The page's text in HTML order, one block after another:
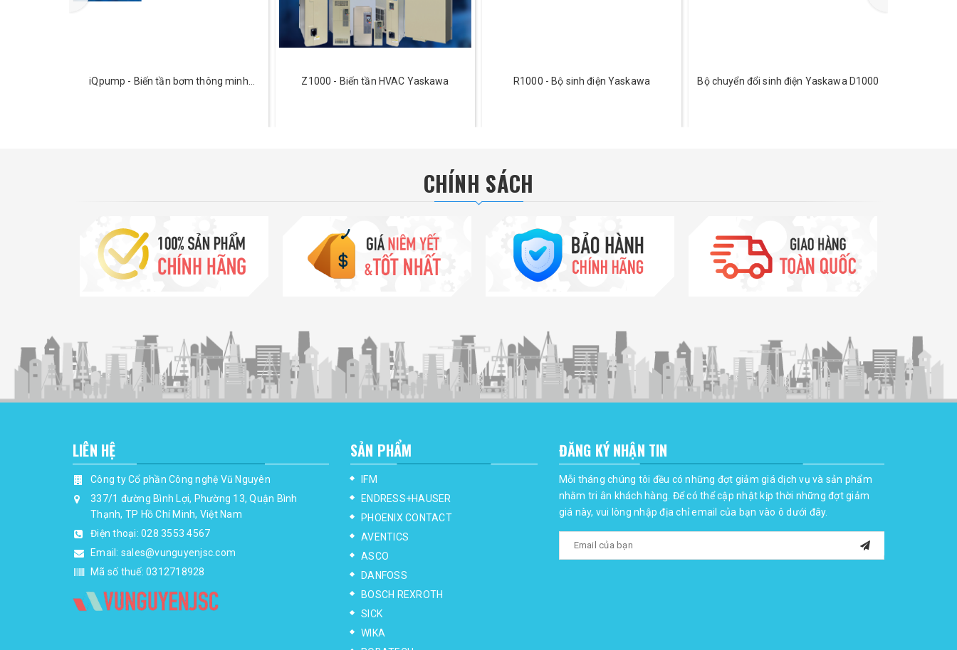
iQpump - Biến tần bơm thông minh
Z1000 - Biến tần HVAC Yaskawa R1000 - Bộ sinh điện Yaskawa Bộ chuyển đổi sinh điện Yaskawa D1000
CHÍNH SÁCH
LIÊN HỆ
Công ty Cổ phần Công nghệ Vũ Nguyên
337/1 đường Bình Lợi, Phường 13, Quận Bình
Thạnh, TP Hồ Chí Minh, Việt Nam
Điện thoại: 028 3553 4567
Email: sales@vunguyenjsc.com
Mã số thuế: 0312718928
SẢN PHẨM
IFM
ENDRESS+HAUSER
PHOENIX CONTACT
AVENTICS
ASCO
DANFOSS
BOSCH REXROTH
SICK
WIKA
ĐĂNG KÝ NHẬN TIN
Mỗi tháng chúng tôi đều có những đợt giảm giá dịch vụ và sản phẩm
nhằm tri ân khách hàng. Để có thể cập nhật kịp thời những đợt giảm
giá này, vui lòng nhập địa chỉ email của bạn vào ô dưới đây.